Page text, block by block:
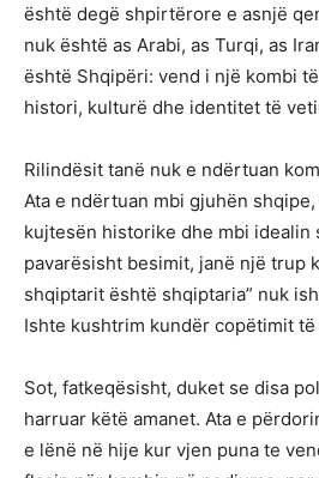
është degë shpirtërore e asnjë
nuk është as Arabi, as Turqi, as
është Shqipëri: vend i një kombi
histori, kulturë dhe identitet të
Rilindësit tanë nuk e ndërtuan
Ata e ndërtuan mbi gjuhën
kujtesën historike dhe mbi idealin
pavarësisht besimit, janë një trup
shqiptarit është shqiptaria” nuk
Ishte kushtrim kundër copëtimit të
Sot, fatkeqësisht, duket se disa
harruar këtë amanet. Ata e
e lënë në hije kur vjen puna te